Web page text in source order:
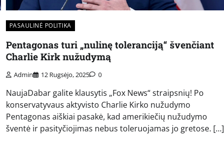
PASAULINĖ POLITIKA
Pentagonas turi „nulinę toleranciją“ švenčiant
Charlie Kirk nužudymą
Admin 12 Rugsėjo, 2025 0
NaujaDabar galite klausytis „Fox News“ straipsnių! Po
konservatyvaus aktyvisto Charlie Kirko nužudymo
Pentagonas aiškiai pasakė, kad amerikiečių nužudymo
šventė ir pasityčiojimas nebus toleruojamas jo gretose. […]